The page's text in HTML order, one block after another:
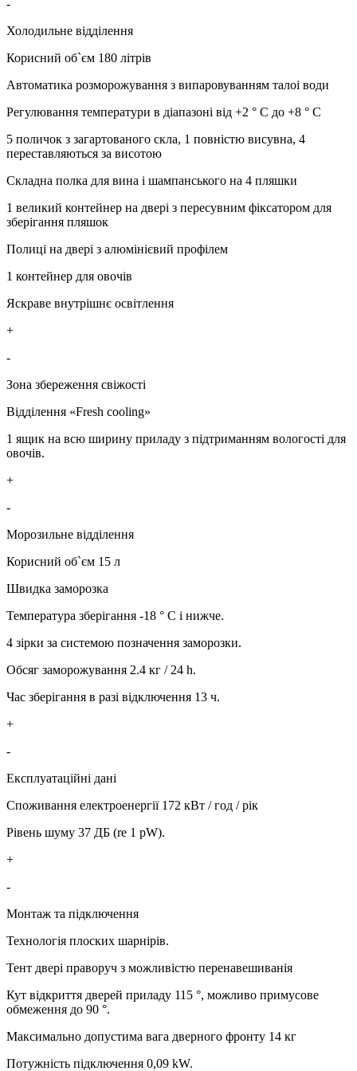
-
Холодильне відділення
Корисний об`єм 180 літрів
Автоматика розморожування з випаровуванням талоi води
Регулювання температури в діапазоні від +2 ° C до +8 ° C
5 поличок з загартованого скла, 1 повністю висувна, 4
переставляються за висотою
Складна полка для вина і шампанського на 4 пляшки
1 великий контейнер на двері з пересувним фіксатором для
зберігання пляшок
Полиці на двері з алюмінієвий профілем
1 контейнер для овочів
Яскраве внутрішнє освітлення
+
-
Зона збереження свіжості
Відділення «Fresh cooling»
1 ящик на всю ширину приладу з підтриманням вологості для
овочів.
+
-
Морозильне відділення
Корисний об`єм 15 л
Швидка заморозка
Температура зберігання -18 ° C і нижче.
4 зірки за системою позначення заморозки.
Обсяг заморожування 2.4 кг / 24 h.
Час зберігання в разі відключення 13 ч.
+
-
Експлуатаційні дані
Споживання електроенергії 172 кВт / год / рік
Рівень шуму 37 ДБ (re 1 pW).
+
-
Монтаж та підключення
Технологія плоских шарнірів.
Тент двері праворуч з можливістю перенавешиванія
Кут відкриття дверей приладу 115 °, можливо примусове
обмеження до 90 °.
Максимально допустима вага дверного фронту 14 кг
Потужність підключення 0,09 kW.